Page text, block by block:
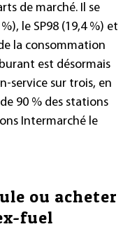
de marché. Il se
le SP98 (19,4 %) et
la consommation
est désormais
service sur trois, en
90 % des stations
Intermarché le
ou acheter
fuel